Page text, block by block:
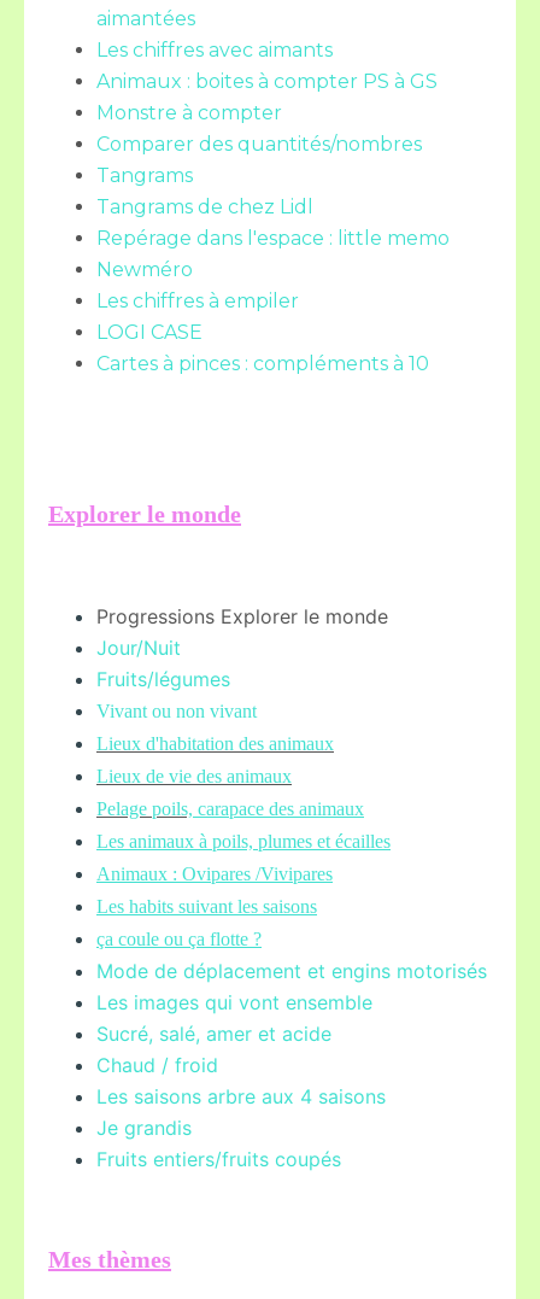
aimantées
Les chiffres avec aimants
Animaux : boites à compter PS à GS
Monstre à compter
Comparer des quantités/nombres
Tangrams
Tangrams de chez Lidl
Repérage dans l'espace : little memo
Newméro
Les chiffres à empiler
LOGI CASE
Cartes à pinces : compléments à 10
Explorer le monde
Progressions Explorer le monde
Jour/Nuit
Fruits/légumes
Vivant ou non vivant
Lieux d'habitation des animaux
Lieux de vie des animaux
Pelage poils, carapace des animaux
Les animaux à poils, plumes et écailles
Animaux : Ovipares /Vivipares
Les habits suivant les saisons
ça coule ou ça flotte ?
Mode de déplacement et engins motorisés
Les images qui vont ensemble
Sucré, salé, amer et acide
Chaud / froid
Les saisons arbre aux 4 saisons
Je grandis
Fruits entiers/fruits coupés
Mes thèmes